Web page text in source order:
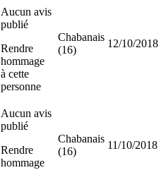
Aucun avis
publié
Rendre
hommage
à cette
personne
Chabanais
(16)
12/10/2018
Aucun avis
publié
Rendre
hommage
Chabanais
(16)
11/10/2018